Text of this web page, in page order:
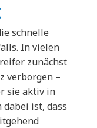
schnelle
In vielen
zunächst
verborgen –
sie aktiv in
ist, dass